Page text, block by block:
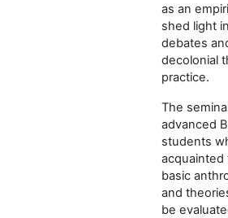
as an
shed light
debates
decolonial
practice.
The
advanced
students
acquainted
basic
and
be